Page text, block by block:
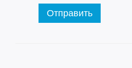
Отправить